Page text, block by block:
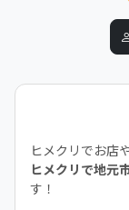
ヒメクリでお店
ヒメクリで地元
す！